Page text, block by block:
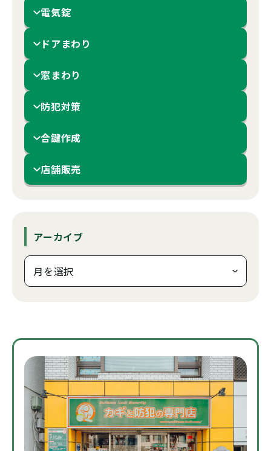
電気錠
ドアまわり
窓まわり
防犯対策
合鍵作成
店舗販売
アーカイブ